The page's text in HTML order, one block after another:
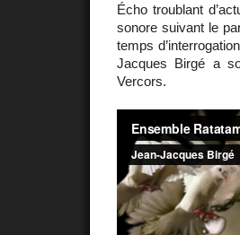
Écho troublant
sonore suivant le
temps
Jacques Birgé a
Vercors.